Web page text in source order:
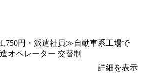
円・派遣社員≫自動車系工場で
オペレーター 交替制
詳細を表示